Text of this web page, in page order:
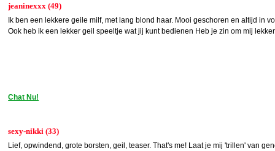
jeaninexxx (49)
Ik ben een lekkere geile milf, met lang blond haar. Mooi geschoren en altijd in
Ook heb ik een lekker geil speeltje wat jij kunt bedienen Heb je zin om mij
Chat Nu!
sexy-nikki (33)
Lief, opwindend, grote borsten, geil, teaser. That's me! Laat je mij 'trillen' van